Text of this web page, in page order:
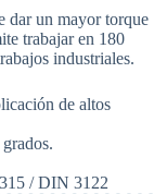
dar un mayor torque
trabajar en 180
industriales.
de altos
/ DIN 3122